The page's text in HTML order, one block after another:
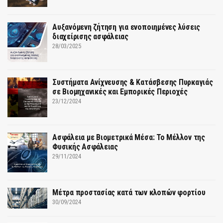
Αυξανόμενη ζήτηση για ενοποιημένες λύσεις
διαχείρισης ασφάλειας
28/03/2025
Συστήματα Ανίχνευσης & Κατάσβεσης Πυρκαγιάς
σε Βιομηχανικές και Εμπορικές Περιοχές
23/12/2024
Ασφάλεια με Βιομετρικά Μέσα: Το Μέλλον της
Φυσικής Ασφάλειας
29/11/2024
Μέτρα προστασίας κατά των κλοπών φορτίου
30/09/2024